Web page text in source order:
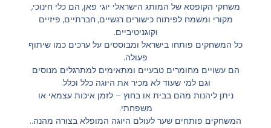
משחקי הקופסא של המותג הישראלי יוגי פאן, הם כלי חינוכי,
מקורי ומשמח לפיתוח כישורים רגשיים, חברתיים, פיזיים
וקוגניטיביים.
כל המשחקים פותחו בישראל ומבוססים על ערכים כמו שיתוף
פעולה.
הם עשויים מחומרים טבעיים ומתאימים למתרגלים מנוסים
וגם למי שעוד לא מכיר את היוגה כלל וכלל.
ניתן ליהנות מהם בבית או בחוץ – לזמן איכות עצמאי או
משפחתי.
המשחקים פותחים שער לעולם היוגה המופלא בצורה מהנה..